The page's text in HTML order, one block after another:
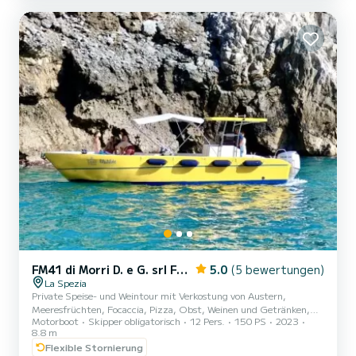
mit einem Rollgroßsegel und einer Rollgenua ausgest...
FM41 di Morri D. e G. srl FM41 5.0 (5 bewertungen)
La Spezia
Private Speise- und Weintour mit Verkostung von Austern,
Meeresfrüchten, Focaccia, Pizza, Obst, Weinen und Getränken,
während Sie den herrlichen Golf der Dichter von Tellaro bis
Portovenere, von den Palmaria- und Tino-Inseln bis zu den Toren der
Cinque Terre bewundern, mit Badestopps in den wunderschönen
Motorboot Skipper obligatorisch 12 Pers. 150 PS
2023
8.8 m
Flexible Stornierung